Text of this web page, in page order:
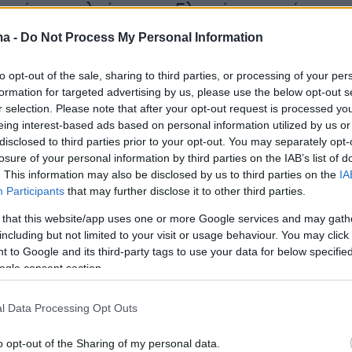
- Do Not Process My Personal Information
opt-out of the sale, sharing to third parties, or processing of your
for targeted advertising by us, please use the below opt-out
selection. Please note that after your opt-out request is processed
interest-based ads based on personal information utilized by us
to third parties prior to your opt-out. You may separately
of your personal information by third parties on the IAB’s list of
This information may also be disclosed by us to third parties on the
Participants that may further disclose it to other third parties.
that this website/app uses one or more Google services and may
but not limited to your visit or usage behaviour. You may
to Google and its third-party tags to use your data for below
consent section.
Data Processing Opt Outs
opt-out of the Sharing of my personal data.
τελούνταν τα Ελευσίνια μυστήρια.
Γιορτής της Παναγίας της
Κατάλογο της 'Αυλης Πολιτιστικής
της Ανθρωπότητας, της UNESCO, αποτελεί το
που εντάσσει η Ελλάδα. Αποτελεί την απτή
Πολιτισμού, τα τελευταία χρόνια,
προσπάθειας και της συνεργασίας
του Υπουργείου με τις τοπικές